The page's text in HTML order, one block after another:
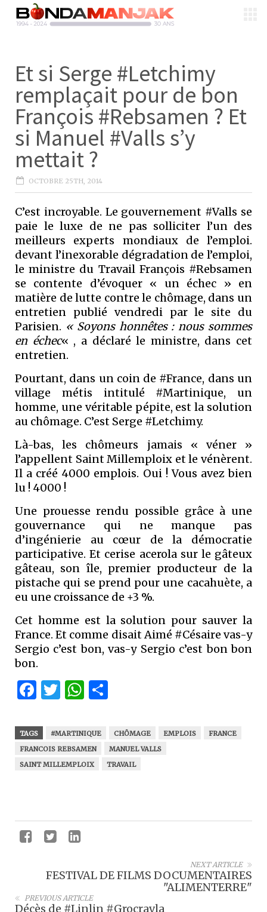
Et si Serge #Letchimy
remplaçait pour de bon
François #Rebsamen ? Et
si Manuel #Valls s’y
mettait ?
OCTOBRE 25TH, 2014
C’est incroyable. Le gouvernement #Valls se
paie le luxe de ne pas solliciter l’un des
meilleurs experts mondiaux de l’emploi.
devant l’inexorable dégradation de l’emploi,
le ministre du Travail François #Rebsamen
se contente d’évoquer « un échec » en
matière de lutte contre le chômage, dans un
entretien publié vendredi par le site du
Parisien. « Soyons honnêtes : nous sommes
en échec« , a déclaré le ministre, dans cet
entretien.
Pourtant, dans un coin de #France, dans un
village métis intitulé #Martinique, un
homme, une véritable pépite, est la solution
au chômage. C’est Serge #Letchimy.
Là-bas, les chômeurs jamais « véner »
l’appellent Saint Millemploix et le vénèrent.
Il a créé 4000 emplois. Oui ! Vous avez bien
lu ! 4000 !
Une prouesse rendu possible grâce à une
gouvernance qui ne manque pas
d’ingénierie au cœur de la démocratie
participative. Et cerise acerola sur le gâteux
gâteau, son île, premier producteur de la
pistache qui se prend pour une cacahuète, a
eu une croissance de +3 %.
Cet homme est la solution pour sauver la
France. Et comme disait Aimé #Césaire vas-y
Sergio c’est bon, vas-y Sergio c’est bon bon
bon.
Facebook
Twitter
WhatsApp
TAGS #MARTINIQUE CHÔMAGE EMPLOIS
FRANCE
FRANCOIS REBSAMEN
MANUEL VALLS
SAINT MILLEMPLOIX
TRAVAIL
NEXT ARTICLE
FESTIVAL DE FILMS DOCUMENTAIRES
"ALIMENTERRE"
PREVIOUS ARTICLE
Décès de #Linlin #Grocravla